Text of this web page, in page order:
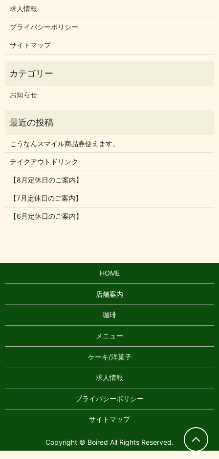
求人情報
プライバシーポリシー
サイトマップ
お知らせ
こうなんスマイル商品券使えます。
テイクアウトドリンク
【8月定休日のご案内】
【7月定休日のご案内】
【6月定休日のご案内】
HOME
店舗案内
珈琲
メニュー
ケーキ/洋菓子
求人情報
プライバシーポリシー
サイトマップ
Copyright © Boired All Rights Reserved.